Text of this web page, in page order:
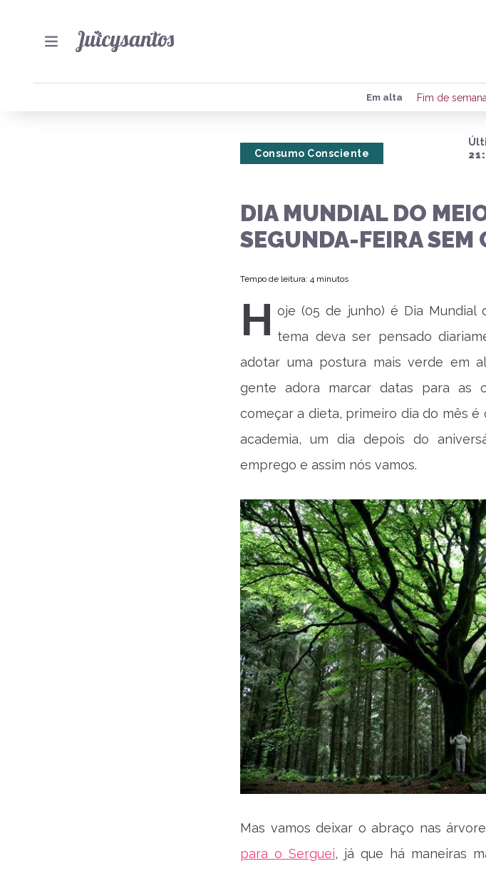
Em alta Fim de semana
Consumo Consciente
DIA MUNDIAL DO
SEGUNDA-FEIRA SEM
Tempo de leitura: 4 minutos
H oje (05 de junho) é Dia
tema deva ser pensado
adotar uma postura mais verde em
gente adora marcar datas para as
começar a dieta, primeiro dia do mês
academia, um dia depois do
emprego e assim nós vamos.
Mas vamos deixar o abraço nas
para o Serguei, já que há maneiras